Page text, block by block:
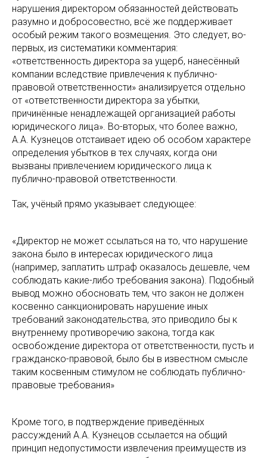
нарушения директором обязанностей действовать
разумно и добросовестно, всё же поддерживает
особый режим такого возмещения. Это следует, во-
первых, из систематики комментария:
«ответственность директора за ущерб, нанесённый
компании вследствие привлечения к публично-
правовой ответственности» анализируется отдельно
от «ответственности директора за убытки,
причинённые ненадлежащей организацией работы
юридического лица». Во-вторых, что более важно,
А.А. Кузнецов отстаивает идею об особом характере
определения убытков в тех случаях, когда они
вызваны привлечением юридического лица к
публично-правовой ответственности.
Так, учёный прямо указывает следующее:
«Директор не может ссылаться на то, что нарушение
закона было в интересах юридического лица
(например, заплатить штраф оказалось дешевле, чем
соблюдать какие-либо требования закона). Подобный
вывод можно обосновать тем, что закон не должен
косвенно санкционировать нарушение иных
требований законодательства, это приводило бы к
внутреннему противоречию закона, тогда как
освобождение директора от ответственности, пусть и
гражданско-правовой, было бы в известном смысле
таким косвенным стимулом не соблюдать публично-
правовые требования»
Кроме того, в подтверждение приведённых
рассуждений А.А. Кузнецов ссылается на общий
принцип недопустимости извлечения преимуществ из